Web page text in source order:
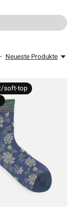
Neueste Produkte
soft-top